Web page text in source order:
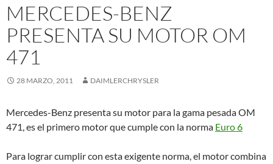
MERCEDES-BENZ
PRESENTA SU MOTOR OM
471
28 MARZO, 2011 DAIMLERCHRYSLER
Mercedes-Benz presenta su motor para la gama pesada OM
471, es el primero motor que cumple con la norma Euro 6
Para lograr cumplir con esta exigente norma, el motor combina